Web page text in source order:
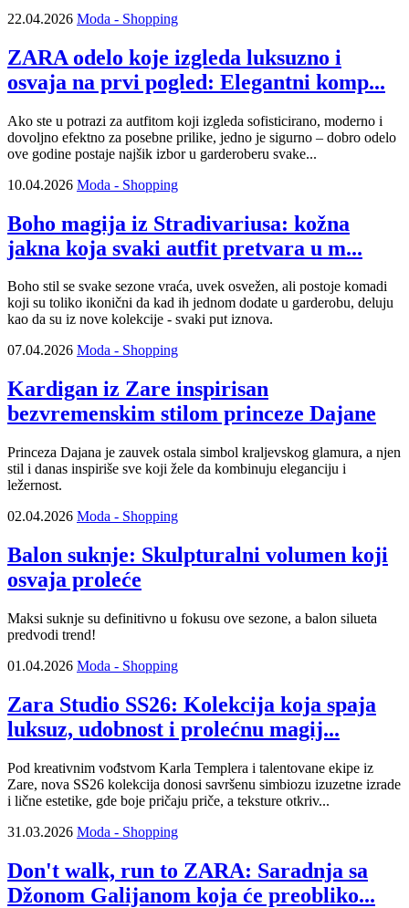
22.04.2026 Moda - Shopping
ZARA odelo koje izgleda luksuzno i
osvaja na prvi pogled: Elegantni komp...
Ako ste u potrazi za autfitom koji izgleda sofisticirano, moderno i
dovoljno efektno za posebne prilike, jedno je sigurno – dobro odelo
ove godine postaje najšik izbor u garderoberu svake...
10.04.2026 Moda - Shopping
Boho magija iz Stradivariusa: kožna
jakna koja svaki autfit pretvara u m...
Boho stil se svake sezone vraća, uvek osvežen, ali postoje komadi
koji su toliko ikonični da kad ih jednom dodate u garderobu, deluju
kao da su iz nove kolekcije - svaki put iznova.
07.04.2026 Moda - Shopping
Kardigan iz Zare inspirisan
bezvremenskim stilom princeze Dajane
Princeza Dajana je zauvek ostala simbol kraljevskog glamura, a njen
stil i danas inspiriše sve koji žele da kombinuju eleganciju i
ležernost.
02.04.2026 Moda - Shopping
Balon suknje: Skulpturalni volumen koji
osvaja proleće
Maksi suknje su definitivno u fokusu ove sezone, a balon silueta
predvodi trend!
01.04.2026 Moda - Shopping
Zara Studio SS26: Kolekcija koja spaja
luksuz, udobnost i prolećnu magij...
Pod kreativnim vođstvom Karla Templera i talentovane ekipe iz
Zare, nova SS26 kolekcija donosi savršenu simbiozu izuzetne izrade
i lične estetike, gde boje pričaju priče, a teksture otkriv...
31.03.2026 Moda - Shopping
Don't walk, run to ZARA: Saradnja sa
Džonom Galijanom koja će preobliko...